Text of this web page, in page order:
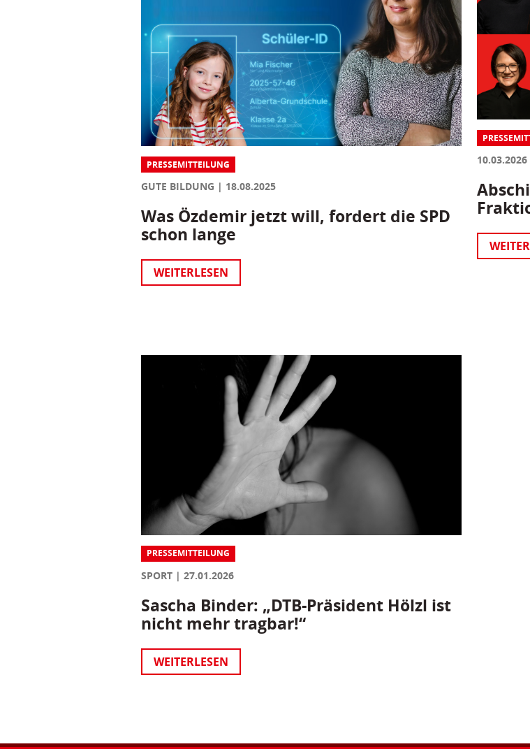
PRESSEMITTEILUNG
GUTE BILDUNG 18.08.2025
Was Özdemir jetzt will, fordert die SPD
schon lange
WEITERLESEN
10.03.2026
PRESSEMITTEILUNG
SPORT 27.01.2026
Sascha Binder: „DTB-Präsident Hölzl ist
nicht mehr tragbar!“
WEITERLESEN